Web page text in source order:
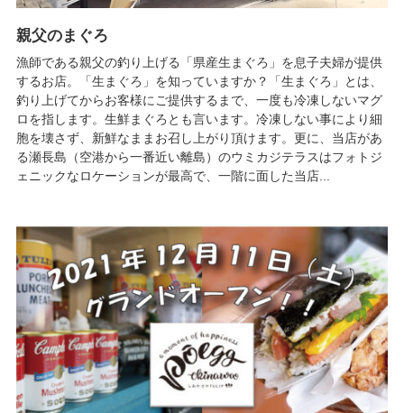
親父のまぐろ
漁師である親父の釣り上げる「県産生まぐろ」を息子夫婦が提供
するお店。「生まぐろ」を知っていますか？「生まぐろ」とは、
釣り上げてからお客様にご提供するまで、一度も冷凍しないマグ
ロを指します。生鮮まぐろとも言います。冷凍しない事により細
胞を壊さず、新鮮なままお召し上がり頂けます。更に、当店があ
る瀬長島（空港から一番近い離島）のウミカジテラスはフォトジ
ェニックなロケーションが最高で、一階に面した当店...